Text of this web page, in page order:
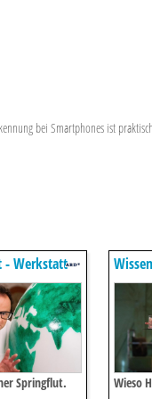
bei Smartphones ist
- Werkstatt
Springflut.
Wieso